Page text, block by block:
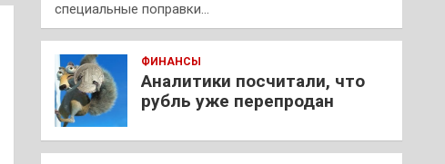
специальные поправки…
ФИНАНСЫ
Аналитики посчитали, что
рубль уже перепродан